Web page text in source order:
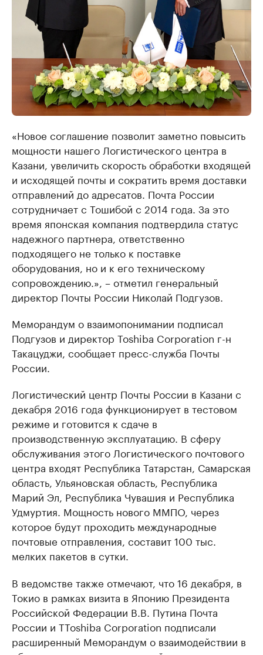
«Новое соглашение позволит заметно повысить
мощности нашего Логистического центра в
Казани, увеличить скорость обработки входящей
и исходящей почты и сократить время доставки
отправлений до адресатов. Почта России
сотрудничает с Тошибой с 2014 года. За это
время японская компания подтвердила статус
надежного партнера, ответственно
подходящего не только к поставке
оборудования, но и к его техническому
сопровождению.», – отметил генеральный
директор Почты России Николай Подгузов.
Меморандум о взаимопонимании подписал
Подгузов и директор Toshiba Corporation г-н
Такацуджи, сообщает пресс-служба Почты
России.
Логистический центр Почты России в Казани с
декабря 2016 года функционирует в тестовом
режиме и готовится к сдаче в
производственную эксплуатацию. В сферу
обслуживания этого Логистического почтового
центра входят Республика Татарстан, Самарская
область, Ульяновская область, Республика
Марий Эл, Республика Чувашия и Республика
Удмуртия. Мощность нового ММПО, через
которое будут проходить международные
почтовые отправления, составит 100 тыс.
мелких пакетов в сутки.
В ведомстве также отмечают, что 16 декабря, в
Токио в рамках визита в Японию Президента
Российской Федерации В.В. Путина Почта
России и ТToshiba Corporation подписали
расширенный Меморандум о взаимодействии в